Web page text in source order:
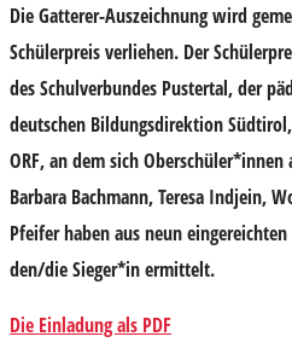
Die Gatterer-Auszeichnung wird
Schülerpreis verliehen. Der
des Schulverbundes Pustertal, der
deutschen Bildungsdirektion
ORF, an dem sich
Barbara Bachmann, Teresa Indjein,
Pfeifer haben aus neun
den/die Sieger*in ermittelt.
Die Einladung als PDF